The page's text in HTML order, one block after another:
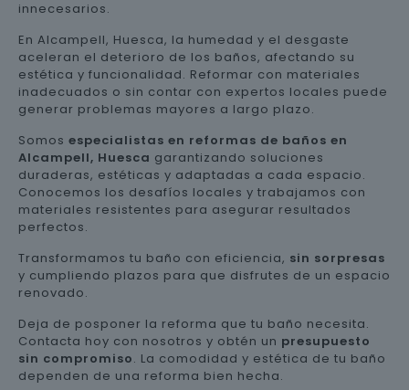
innecesarios.
En Alcampell, Huesca, la humedad y el desgaste
aceleran el deterioro de los baños, afectando su
estética y funcionalidad. Reformar con materiales
inadecuados o sin contar con expertos locales puede
generar problemas mayores a largo plazo.
Somos especialistas en reformas de baños en
Alcampell, Huesca garantizando soluciones
duraderas, estéticas y adaptadas a cada espacio.
Conocemos los desafíos locales y trabajamos con
materiales resistentes para asegurar resultados
perfectos.
Transformamos tu baño con eficiencia, sin sorpresas
y cumpliendo plazos para que disfrutes de un espacio
renovado.
Deja de posponer la reforma que tu baño necesita.
Contacta hoy con nosotros y obtén un presupuesto
sin compromiso. La comodidad y estética de tu baño
dependen de una reforma bien hecha.